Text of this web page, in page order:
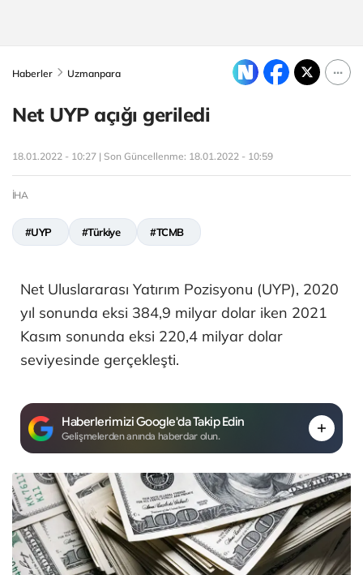
Haberler Uzmanpara
Net UYP açığı geriledi
18.01.2022 - 10:27 | Son Güncellenme: 18.01.2022 - 10:59
İHA
#UYP #Türkiye #TCMB
Net Uluslararası Yatırım Pozisyonu (UYP), 2020
yıl sonunda eksi 384,9 milyar dolar iken 2021
Kasım sonunda eksi 220,4 milyar dolar
seviyesinde gerçekleşti.
Haberlerimizi Google'da Takip Edin
Gelişmelerden anında haberdar olun.